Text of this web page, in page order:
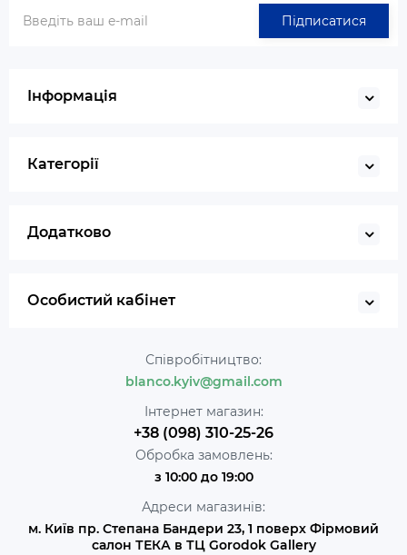
Підписатися
Інформація
Категорії
Додатково
Особистий кабінет
Співробітництво:
blanco.kyiv@gmail.com
Інтернет магазин:
+38 (098) 310-25-26
Обробка замовлень:
з 10:00 до 19:00
Адреси магазинів:
м. Київ пр. Степана Бандери 23, 1 поверх Фірмовий
салон ТЕКА в ТЦ Gorodok Gallery